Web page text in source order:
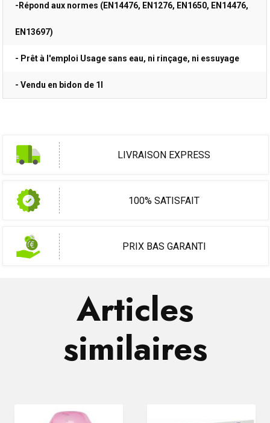
- Répond aux normes (EN14476, EN1276, EN1650, EN14476,
EN13697)
- Prêt à l'emploi Usage sans eau, ni rinçage, ni essuyage
- Vendu en bidon de 1l
LIVRAISON EXPRESS
100% SATISFAIT
PRIX BAS GARANTI
Articles
similaires